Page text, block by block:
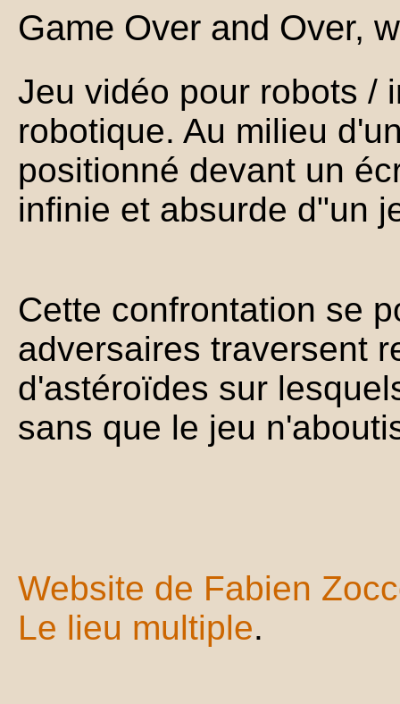
Game Over and Over,
Jeu vidéo pour robots /
robotique. Au milieu
positionné devant un
infinie et absurde d"un
Cette confrontation se
adversaires traversent
d'astéroïdes sur
sans que le jeu
Website de Fabien
Le lieu multiple.